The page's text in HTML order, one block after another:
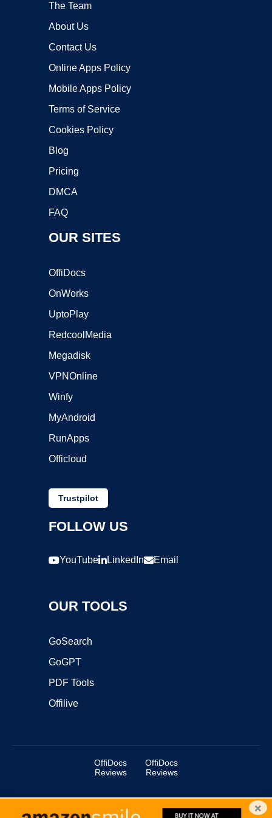
The Team
About Us
Contact Us
Online Apps Policy
Mobile Apps Policy
Terms of Service
Cookies Policy
Blog
Pricing
DMCA
FAQ
OUR SITES
OffiDocs
OnWorks
UptoPlay
RedcoolMedia
Megadisk
VPNOnline
Winfy
MyAndroid
RunApps
Officloud
Trustpilot
FOLLOW US
YouTube LinkedIn Email
OUR TOOLS
GoSearch
GoGPT
PDF Tools
Offilive
OffiDocs
Reviews
OffiDocs
Reviews
Copyright ©2025 OffiDocs Group OU. All Rights Reserved. ×